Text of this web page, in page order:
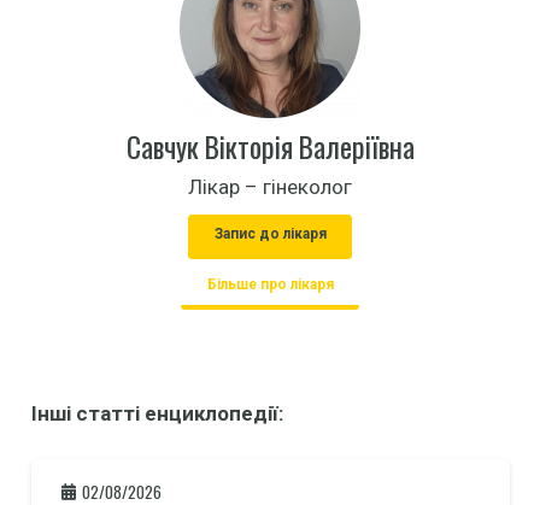
Савчук Вікторія Валеріївна
Лікар – гінеколог
Запис до лікаря
Більше про лікаря
Інші статті енциклопедії:
02/08/2026